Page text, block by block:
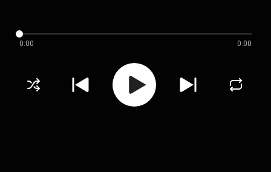
0:00 0:00